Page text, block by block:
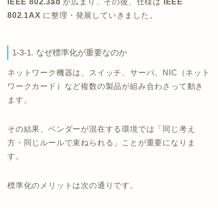
IEEE 802.3ad が広まり、その後、仕様は
IEEE
802.1AX に整理・発展していきました。
1-3-1. なぜ標準化が重要なのか
ネットワーク機器は、スイッチ、サーバ、NIC（ネット
ワークカード）など複数の製品が組み合わさって動き
ます。
その結果、ベンダーが混在する環境では「同じ考え
方・同じルールで束ねられる」ことが重要になりま
す。
標準化のメリットは次の通りです。